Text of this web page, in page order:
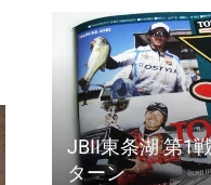
JBII東条湖 第1
ターン